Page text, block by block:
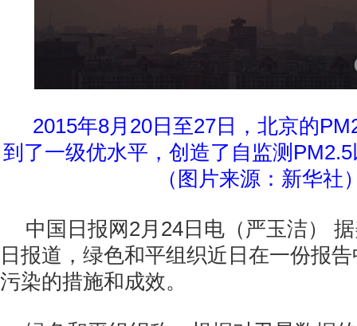
2015年8月20日至27日，北京的
到了一级优水平，创造了自监测
（图片来源：新华社
中国日报网2月24日电（严玉洁）
日报道，绿色和平组织近日在一份报
污染的措施和成效。